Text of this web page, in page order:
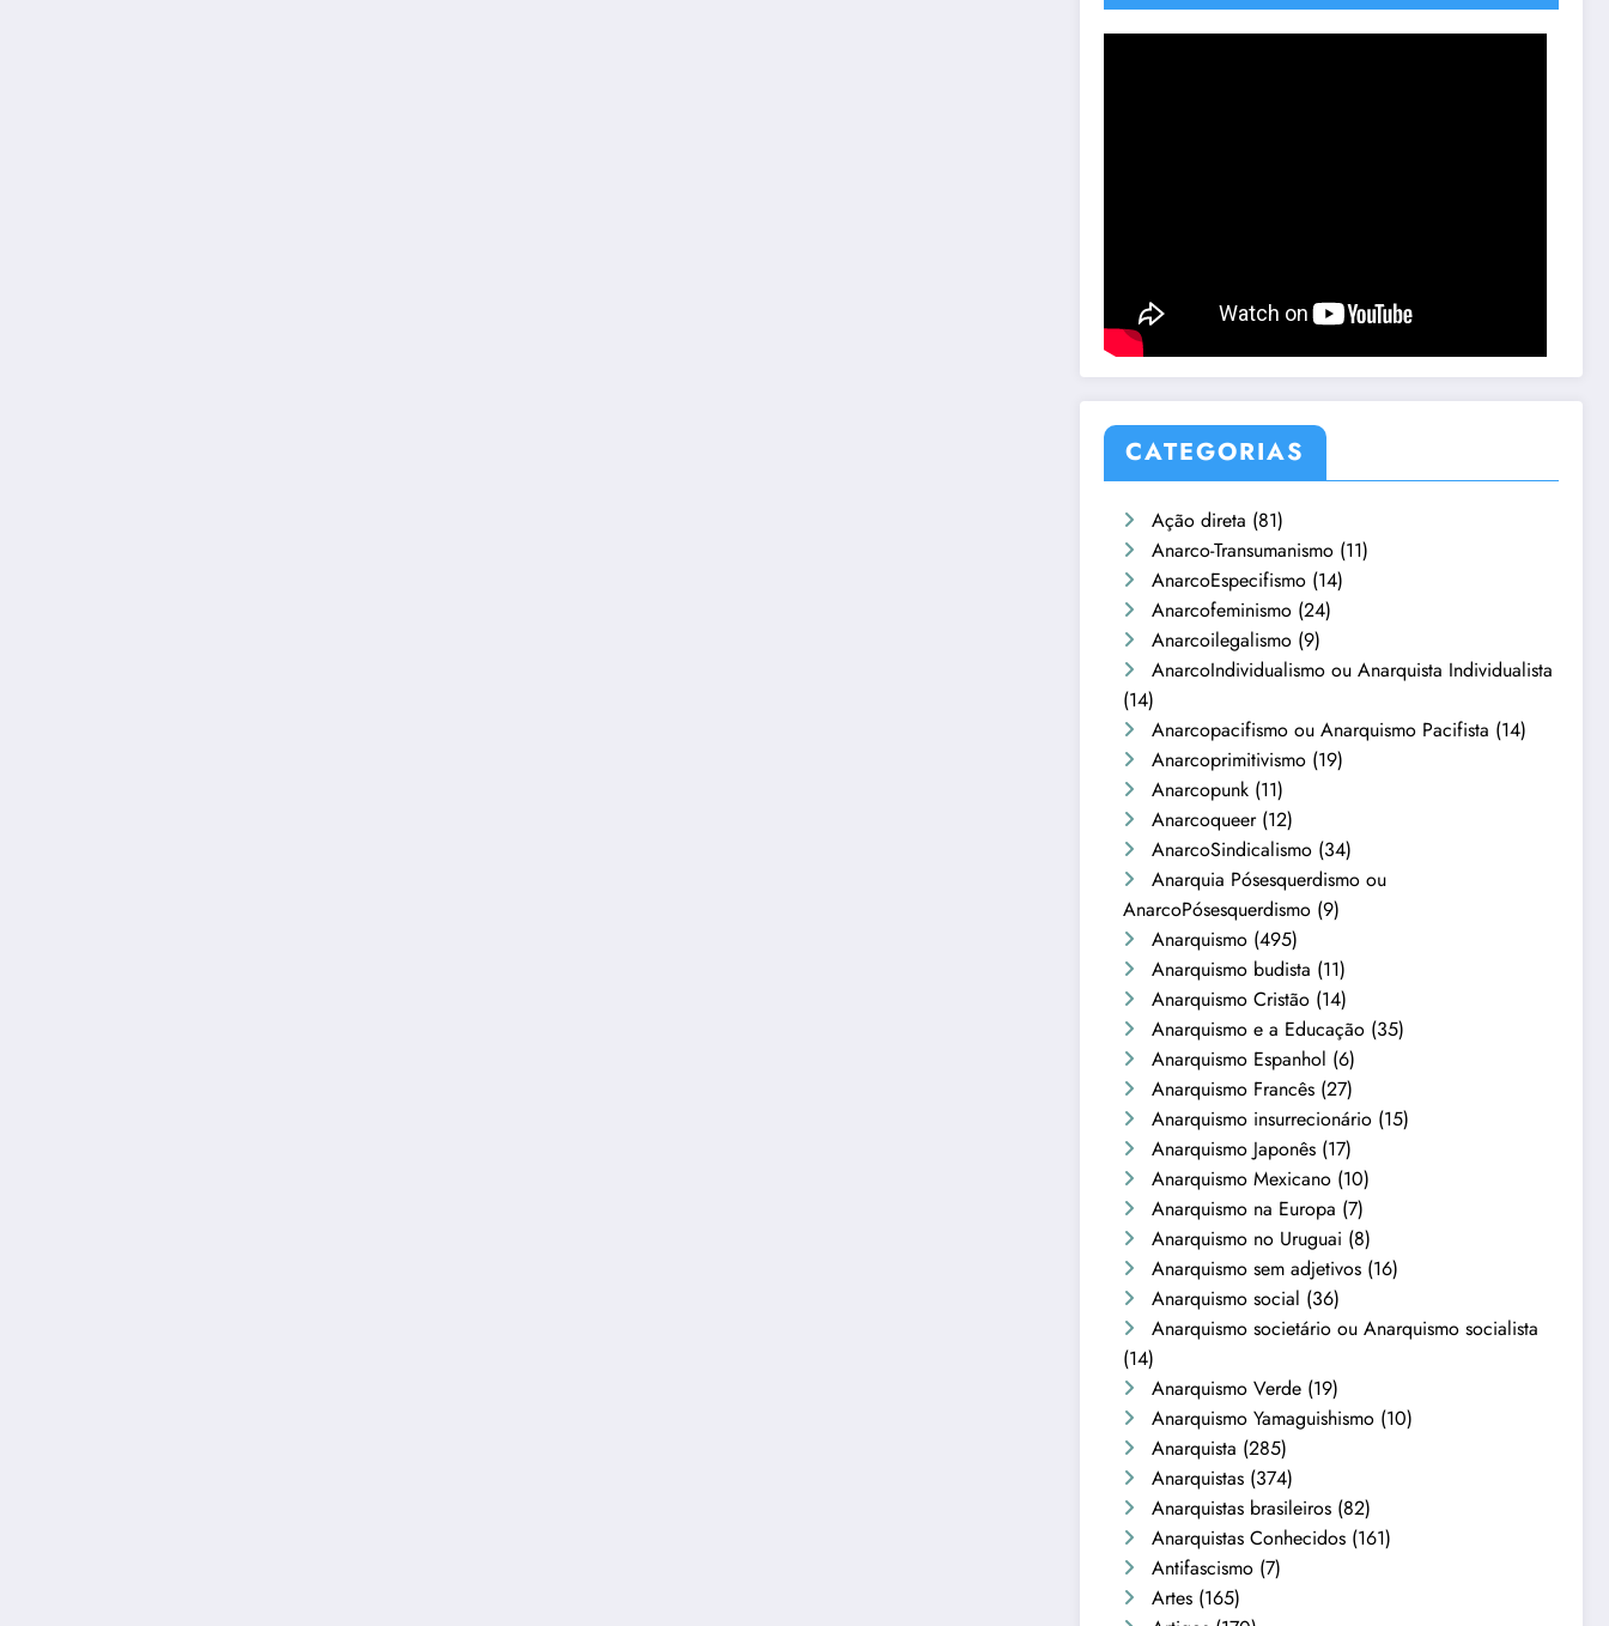
CATEGORIAS
Ação direta (81)
Anarco-Transumanismo (11)
AnarcoEspecifismo (14)
Anarcofeminismo (24)
Anarcoilegalismo (9)
AnarcoIndividualismo ou Anarquista Individualista
(14)
Anarcopacifismo ou Anarquismo Pacifista (14)
Anarcoprimitivismo (19)
Anarcopunk (11)
Anarcoqueer(12)
AnarcoSindicalismo (34)
Anarquia Pósesquerdismo ou
AnarcoPósesquerdismo (9)
Anarquismo (495)
Anarquismo budista (11)
Anarquismo Cristão (14)
Anarquismo e a Educação (35)
Anarquismo Espanhol (6)
Anarquismo Francês (27)
Anarquismo insurrecionário (15)
Anarquismo Japonês (17)
Anarquismo Mexicano (10)
Anarquismo na Europa (7)
Anarquismo no Uruguai (8)
Anarquismo sem adjetivos (16)
Anarquismo social (36)
Anarquismo societário ou Anarquismo socialista
(14)
Anarquismo Verde (19)
Anarquismo Yamaguishismo (10)
Anarquista (285)
Anarquistas (374)
Anarquistas brasileiros (82)
Anarquistas Conhecidos (161)
Antifascismo (7)
Artes (165)